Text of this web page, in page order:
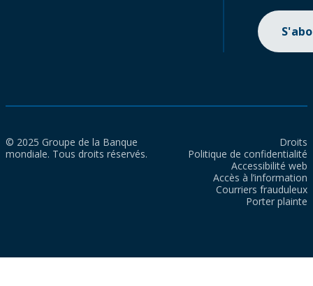
© 2025 Groupe de la Banque
mondiale. Tous droits réservés.
Droits
Politique de confidentialité
Accessibilité web
Accès à l’information
Courriers frauduleux
Porter plainte